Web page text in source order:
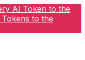
AI Token to the
Tokens to the